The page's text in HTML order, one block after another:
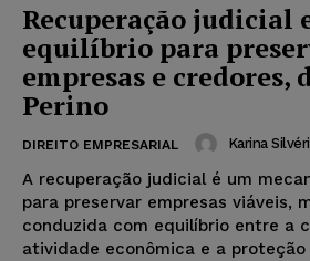
Recuperação judicial
equilíbrio para
empresas e credores,
Perino
DIREITO EMPRESARIAL Karina
A recuperação judicial é um
para preservar empresas viáveis,
conduzida com equilíbrio entre a
atividade econômica e a proteção